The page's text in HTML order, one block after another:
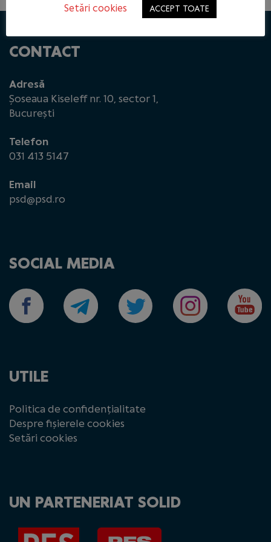
CONTACT
Adresă
Șoseaua Kiseleff nr. 10, sector 1,
București
Telefon
031 413 5147
Email
psd@psd.ro
SOCIAL MEDIA
UTILE
Politica de confidențialitate
Despre fișierele cookies
Setări cookies
UN PARTENERIAT SOLID
Setări cookies
ACCEPT TOATE